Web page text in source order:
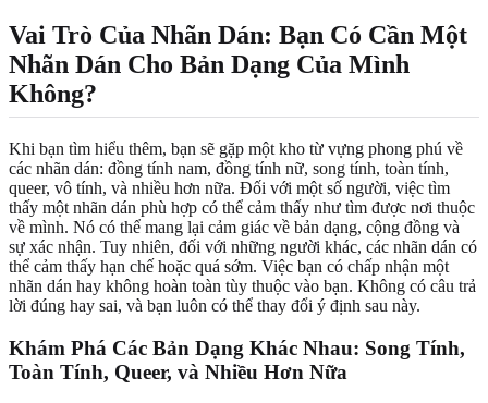
Vai Trò Của Nhãn Dán: Bạn Có Cần Một
Nhãn Dán Cho Bản Dạng Của Mình
Không?
Khi bạn tìm hiểu thêm, bạn sẽ gặp một kho từ vựng phong phú về
các nhãn dán: đồng tính nam, đồng tính nữ, song tính, toàn tính,
queer, vô tính, và nhiều hơn nữa. Đối với một số người, việc tìm
thấy một nhãn dán phù hợp có thể cảm thấy như tìm được nơi thuộc
về mình. Nó có thể mang lại cảm giác về bản dạng, cộng đồng và
sự xác nhận. Tuy nhiên, đối với những người khác, các nhãn dán có
thể cảm thấy hạn chế hoặc quá sớm. Việc bạn có chấp nhận một
nhãn dán hay không hoàn toàn tùy thuộc vào bạn. Không có câu trả
lời đúng hay sai, và bạn luôn có thể thay đổi ý định sau này.
Khám Phá Các Bản Dạng Khác Nhau: Song Tính,
Toàn Tính, Queer, và Nhiều Hơn Nữa